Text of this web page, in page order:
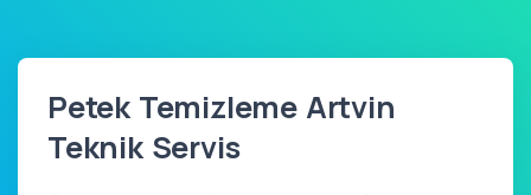
Petek Temizleme Artvin
Teknik Servis